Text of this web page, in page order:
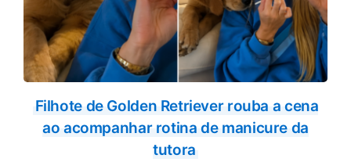
Filhote de Golden Retriever rouba a cena
ao acompanhar rotina de manicure da
tutora